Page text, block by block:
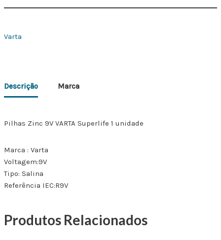
Varta
Descrição Marca
Pilhas Zinc 9V VARTA Superlife 1 unidade
Marca : Varta
Voltagem:9V
Tipo: Salina
Referência IEC:R9V
Produtos Relacionados